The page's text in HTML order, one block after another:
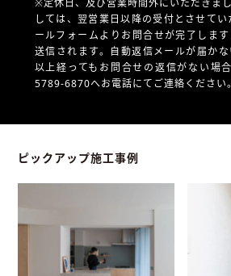
※定休日、及び営業時間外にいただきま
しては、翌営業日以降の受付とさせてい
ールフォームよりお問合せが完了しま
送信されます。自動返信メールが届かな
以上経ってもお問合せの返信がない場
5789-6870へお電話にてご連絡ください。
ピックアップ施工事例